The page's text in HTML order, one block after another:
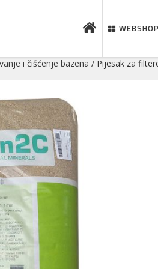
što je
WEBSHOP
i čišćenje bazena / Pijesak za